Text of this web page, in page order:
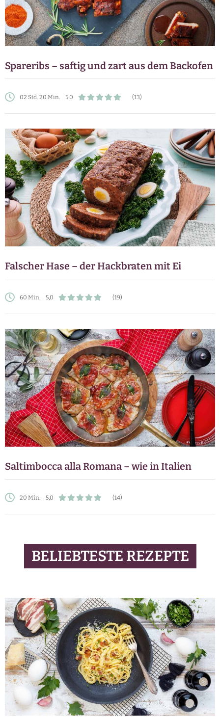
Spareribs – saftig und zart aus dem Backofen
02 Std. 20 Min. 5,0 (13)
Falscher Hase – der Hackbraten mit Ei
60 Min. 5,0 (19)
Saltimbocca alla Romana – wie in Italien
20 Min. 5,0 (14)
BELIEBTESTE REZEPTE